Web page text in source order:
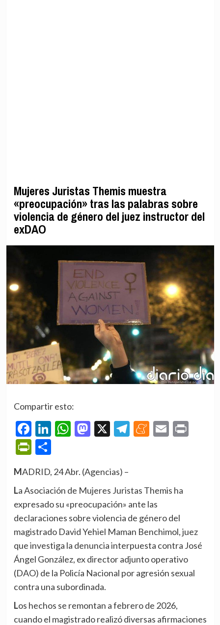
Mujeres Juristas Themis muestra
«preocupación» tras las palabras sobre
violencia de género del juez instructor del
exDAO
Compartir esto:
Facebook
LinkedIn
WhatsApp
Mastodon
X Telegram
Meneame
Email
PrintFriendly
Compartir
MADRID, 24 Abr. (Agencias) –
La Asociación de Mujeres Juristas Themis ha
expresado su «preocupación» ante las
declaraciones sobre violencia de género del
magistrado David Yehiel Maman Benchimol, juez
que investiga la denuncia interpuesta contra José
Ángel González, ex director adjunto operativo
(DAO) de la Policía Nacional por agresión sexual
contra una subordinada.
Los hechos se remontan a febrero de 2026,
cuando el magistrado realizó diversas afirmaciones